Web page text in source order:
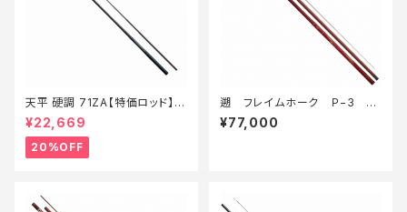
天平 硬調 71ZA【特価ロッド】
【20】
¥22,669
20%OFF
遡 フレイムホーク Ｐ−3 9
0Ｍ・Ｅ
¥77,000